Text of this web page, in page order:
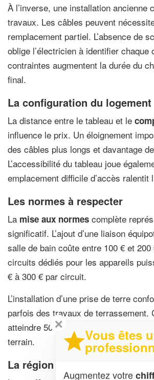
À l’inverse, une installation ancienne
travaux. Les câbles peuvent
remplacement partiel. L’absence de
oblige l’électricien à identifier chaque
contraintes augmentent la durée du
final.
La configuration du logement
La distance entre le tableau et le
influence le prix. Un éloignement
des câbles plus longs et davantage
L’accessibilité du tableau joue
emplacement difficile d’accès ralentit
Les normes à respecter
La mise aux normes complète
significatif. L’ajout d’une liaison
salle de bain coûte entre 100 € et
circuits dédiés pour les appareils
€ à 300 € par circuit.
L’installation d’une prise de terre
parfois des travaux de terrassement.
atteindre 500 € à 1 000 € selon la
terrain.
La région géographique
✕
Vous êtes
Augmentez votre